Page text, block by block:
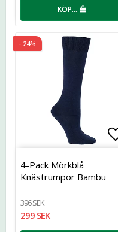
KÖP…
- 24%
4-Pack Mörkblå
Knästrumpor Bambu
396 SEK
299 SEK